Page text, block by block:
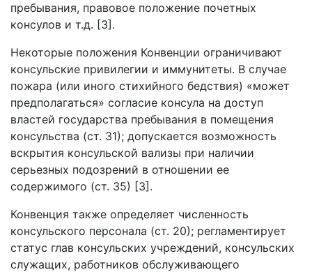
пребывания, правовое положение почетных
консулов и т.д. [3].
Некоторые положения Конвенции ограничивают
консульские привилегии и иммунитеты. В случае
пожара (или иного стихийного бедствия) «может
предполагаться» согласие консула на доступ
властей государства пребывания в помещения
консульства (ст. 31); допускается возможность
вскрытия консульской вализы при наличии
серьезных подозрений в отношении ее
содержимого (ст. 35) [3].
Конвенция также определяет численность
консульского персонала (ст. 20); регламентирует
статус глав консульских учреждений, консульских
служащих, работников обслуживающего